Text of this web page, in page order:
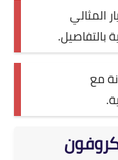
المثالي
بالتفاصيل.
مع